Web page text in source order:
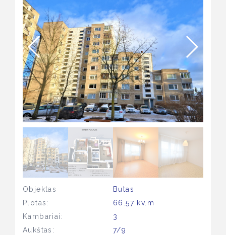
Objektas
Butas
Plotas:
66.57 kv.m
Kambariai:
3
Aukštas:
7/9